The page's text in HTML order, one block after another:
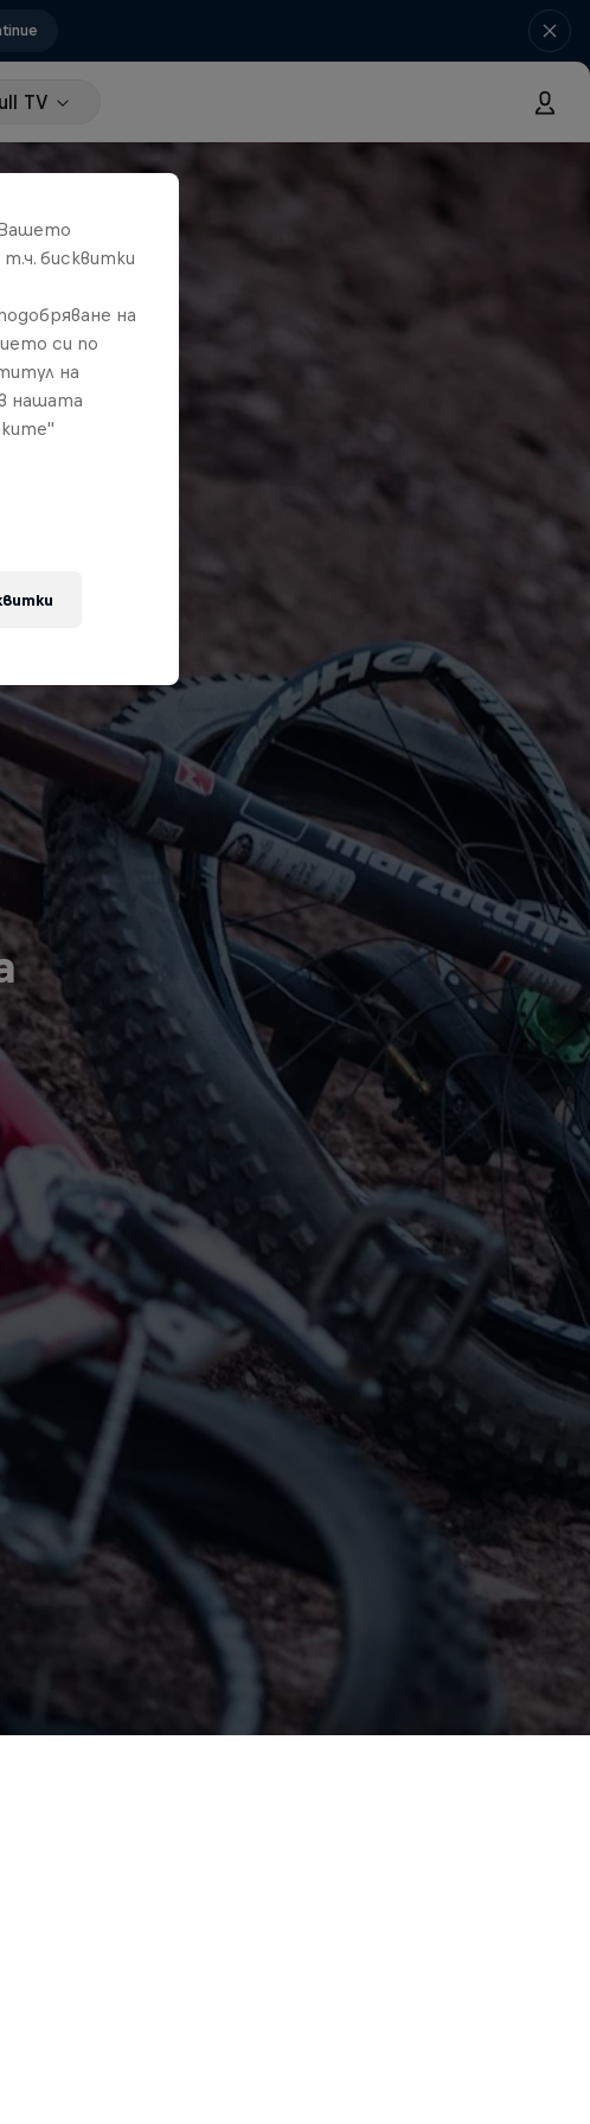
TV
Вашето
бисквитки
на
си по
на
нашата